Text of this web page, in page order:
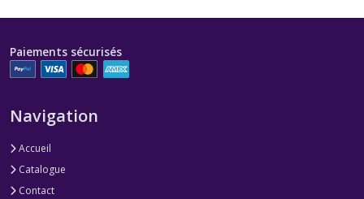
Paiements sécurisés
Navigation
Accueil
Catalogue
Contact